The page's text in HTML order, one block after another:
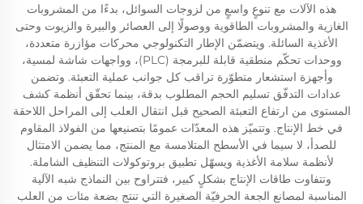
هذه الآلات مع تنوعٍ واسعٍ من لزوجات السوائل، بدءًا من المشروبات
الغازية والمشروبات الطاقوية ووصولًا إلى العصائر والبيرة والزيوت وحتى
الأغذية السائلة. ويتضمّن الإطار التكنولوجي محركات مؤازرة متعددة،
ووحدات تحكّم منطقية قابلة للبرمجة (PLC)، وواجهات شاشة لمسية،
وأجهزة استشعار متطوّرة تراقب كل جوانب عملية التعبئة. وتضمن
عدادات التدفّق تسليم الحجم المطلوب بدقة، بينما تحقّق أنظمة كشف
المستوى من ارتفاع التعبئة الصحيح قبل انتقال العلب إلى المراحل اللاحقة
في خط الإنتاج. وتتميّز هذه المعدّات عمومًا بتصنيعها من الفولاذ المقاوم
للصدأ، لا سيما في الأسطح المتلامسة مع المنتج، مما يضمن الامتثال
لأنظمة سلامة الأغذية ويسهّل تطبيق بروتوكولات التنظيف الشاملة.
وتتفاوت طاقات الإنتاج بشكلٍ كبير، فتتراوح بين النماذج شبه الآلية
المناسبة لمصانع الجعة الحرفيّة الصغيرة التي تنتج بضعة مئات من العلب